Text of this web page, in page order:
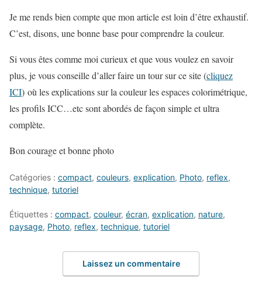
Je me rends bien compte que mon article est loin d’être exhaustif.
C’est, disons, une bonne base pour comprendre la couleur.
Si vous êtes comme moi curieux et que vous voulez en savoir
plus, je vous conseille d’aller faire un tour sur ce site (cliquez
ICI) où les explications sur la couleur les espaces colorimétrique,
les profils ICC…etc sont abordés de façon simple et ultra
complète.
Bon courage et bonne photo
Catégories : compact, couleurs, explication, Photo, reflex,
technique, tutoriel
Étiquettes : compact, couleur, écran, explication, nature,
paysage, Photo, reflex, technique, tutoriel
Laissez un commentaire